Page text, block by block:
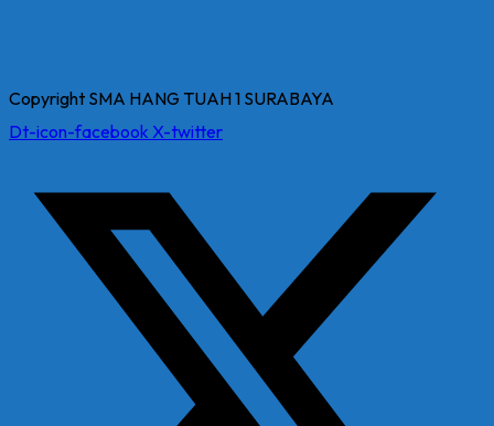
Copyright SMA HANG TUAH 1 SURABAYA
Dt-icon-facebook X-twitter